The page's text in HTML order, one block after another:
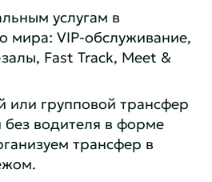
услугам в
мира: VIP-обслуживание,
Fast Track, Meet &
или групповой трансфер
водителя в форме
трансфер в